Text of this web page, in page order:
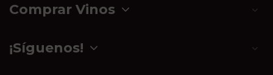
Comprar Vinos
¡Síguenos!